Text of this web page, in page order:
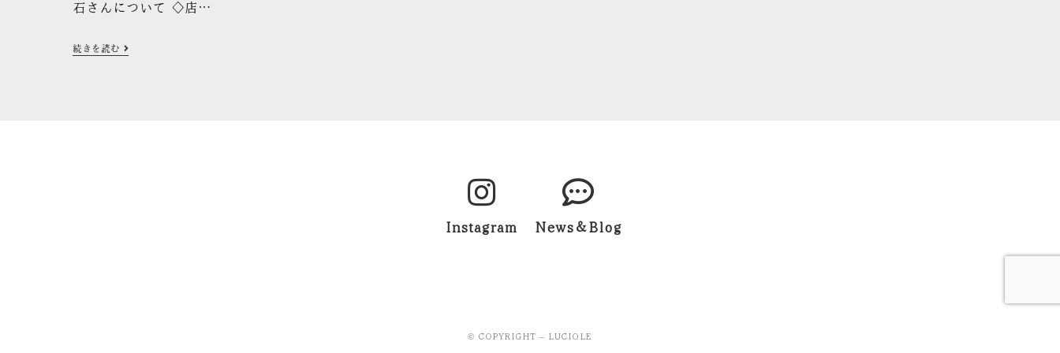
石さんについて ◇店…
続きを読む
Instagram News＆Blog
© COPYRIGHT – LUCIOLE